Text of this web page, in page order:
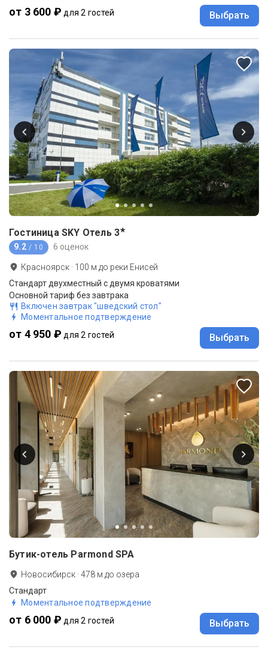
от 3 600 ₽ для 2 гостей Выбрать
Гостиница SKY Отель 3★
9.2 / 10 6 оценок
Красноярск · 100 м до реки Енисей
Стандарт двухместный с двумя кроватями
Основной тариф без завтрака
Включен завтрак "шведский стол"
Моментальное подтверждение
от 4 950 ₽ для 2 гостей Выбрать
Бутик-отель Parmond SPA
Новосибирск ·478 м до озера
Стандарт
Моментальное подтверждение
от 6 000 ₽ для 2 гостей Выбрать